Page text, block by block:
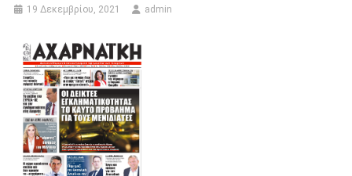
19 Δεκεμβρίου, 2021 admin